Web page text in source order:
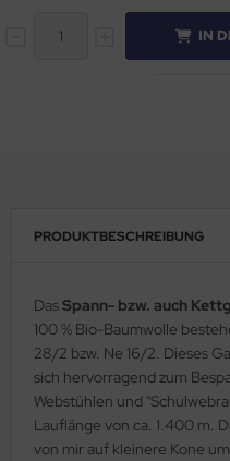
IN
PRODUKTBESCHREIBUNG
DasSpann- bzw. auch
100 % Bio-Baumwolle
28/2 bzw. Ne 16/2. Dieses
sich hervorragend zum
Webstühlen und
Lauflänge von ca. 1.400 m.
von mir auf kleinere Kone